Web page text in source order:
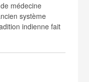
médecine
système
indienne fait